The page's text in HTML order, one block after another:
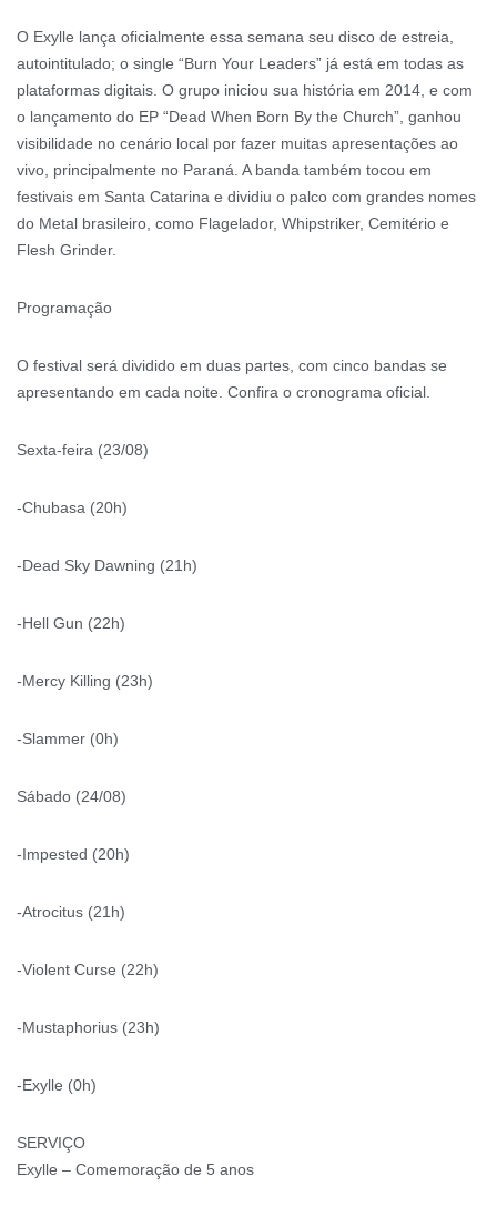
O Exylle lança oficialmente essa semana seu disco de estreia,
autointitulado; o single “Burn Your Leaders” já está em todas as
plataformas digitais. O grupo iniciou sua história em 2014, e com
o lançamento do EP “Dead When Born By the Church”, ganhou
visibilidade no cenário local por fazer muitas apresentações ao
vivo, principalmente no Paraná. A banda também tocou em
festivais em Santa Catarina e dividiu o palco com grandes nomes
do Metal brasileiro, como Flagelador, Whipstriker, Cemitério e
Flesh Grinder.
Programação
O festival será dividido em duas partes, com cinco bandas se
apresentando em cada noite. Confira o cronograma oficial.
Sexta-feira (23/08)
-Chubasa (20h)
-Dead Sky Dawning (21h)
-Hell Gun (22h)
-Mercy Killing (23h)
-Slammer (0h)
Sábado (24/08)
-Impested (20h)
-Atrocitus (21h)
-Violent Curse (22h)
-Mustaphorius (23h)
-Exylle (0h)
SERVIÇO
Exylle – Comemoração de 5 anos